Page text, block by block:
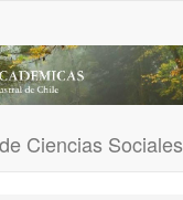
Ciencias Sociales